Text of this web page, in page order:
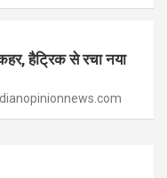
हैट्रिक से रचा नया